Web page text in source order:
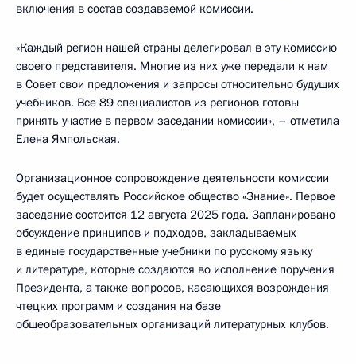
включения в состав создаваемой комиссии.
«Каждый регион нашей страны делегировал в эту комиссию
своего представителя. Многие из них уже передали к нам
в Совет свои предложения и запросы относительно будущих
учебников. Все 89 специалистов из регионов готовы
принять участие в первом заседании комиссии», – отметила
Елена Ямпольская.
Организационное сопровождение деятельности комиссии
будет осуществлять Российское общество «Знание». Первое
заседание состоится 12 августа 2025 года. Запланировано
обсуждение принципов и подходов, закладываемых
в единые государственные учебники по русскому языку
и литературе, которые создаются во исполнение поручения
Президента, а также вопросов, касающихся возрождения
чтецких программ и создания на базе
общеобразовательных организаций литературных клубов.